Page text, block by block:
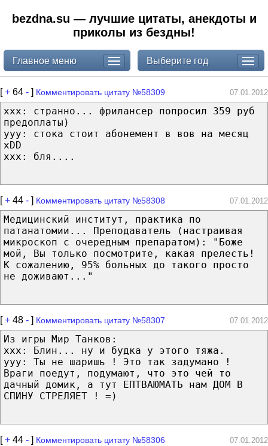
bezdna.su — лучшие цитаты, анекдоты и
приколы из бездны!
Главное меню Выберите год
[+ 64 - ] Комментировать цитату №58309 07.01.2012
xxx: странно... фрилансер попросил 359 руб
предоплаты)
yyy: стока стоит абонемент в вов на месяц
xDD
xxx: бля....
[+ 44 - ] Комментировать цитату №58308 07.01.2012
Медицинский институт, практика по
патанатомии... Преподаватель (настраивая
микроскоп с очередным препаратом): "Боже
мой, Вы только посмотрите, какая прелесть!
К сожалению, 95% больных до такого просто
не доживают..."
[+ 48 - ] Комментировать цитату №58307 07.01.2012
Из игры Мир Танков:
ххх: Блин... ну и будка у этого тяжа.
ууу: Ты не шаришь ! Это так задумано !
Враги поедут, подумают, что это чей то
дачный домик, а тут ЕПТВАЮМАТЬ нам ДОМ В
СПИНУ СТРЕЛЯЕТ ! =)
[+ 44 - ] Комментировать цитату №58306 07.01.2012